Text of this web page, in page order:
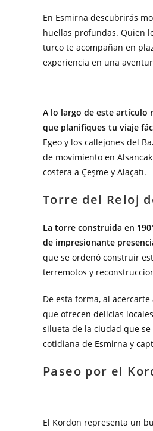
En Esmirna descubrirás
huellas profundas. Quien
turco te acompañan en
experiencia en una
A lo largo de este artículo
que planifiques tu viaje
Egeo y los callejones del
de movimiento en
costera a Çeşme y Alaçatı.
Torre del Reloj
La torre construida en
de impresionante
que se ordenó construir
terremotos y
De esta forma, al
que ofrecen delicias
silueta de la ciudad que
cotidiana de Esmirna y
Paseo por el
El Kordon representa un